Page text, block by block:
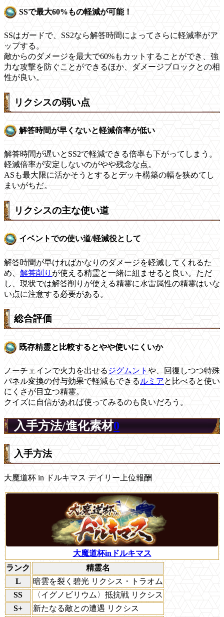
SSで最大60%もの軽減が可能！
SSはガードで、SS2なら解答時間によってさらに軽減率がア
ップする。
敵からのダメージを最大で60%もカットすることができ、強
力な攻撃を防ぐことができるほか、ダメージブロックとの相
性が良い。
リクシスの弱い点
解答時間が早くないと軽減倍率が低い
解答時間が遅いとSS2で軽減できる倍率も下がってしまう。
軽減倍率が安定しないのがやや残念な点。
ASも最大限に活かそうとするとデッキ構築の幅を狭めてし
まいがちだ。
リクシスの主な使い道
イベントでの使い道/軽減役として
解答時間が早ければかなりのダメージを軽減してくれるた
め、 解答削り が使える精霊と一緒に組ませると良い。ただ
し、現状では解答削りが使える精霊に水雷属性の精霊はいな
い点に注意する必要がある。
総合評価
既存精霊と比較するとやや使いにくいか
ノーチェインで火力を出せるジグムント や、回復しつつ特殊
パネル変換の付与効果で軽減もできる ルミアと比べると使い
にくさが目立つ精霊。
クイズに自信があれば使ってみるのも良いだろう。
入手方法/進化素材0
入手方法
大魔道杯 in ドルキマス デイリー上位報酬
大魔道杯inドルキマス
ランク
精霊名
L
暗雲を裂く碧光 リクシス・トラオム
SS
〈イグノビリウム〉抵抗戦 リクシス
S+
新たなる敵との遭遇 リクシス